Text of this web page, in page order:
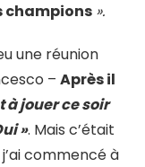
champions ».
une réunion
– Après il
à jouer ce soir
». Mais c’était
commencé à